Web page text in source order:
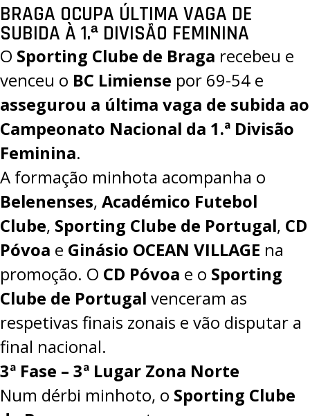
BRAGA OCUPA ÚLTIMA VAGA DE
SUBIDA À 1.ª DIVISÃO FEMININA
O Sporting Clube de Braga recebeu e
venceu o BC Limiense por 69-54 e
assegurou a última vaga de subida ao
Campeonato Nacional da 1.ª Divisão
Feminina.
A formação minhota acompanha o
Belenenses, Académico Futebol
Clube, Sporting Clube de Portugal, CD
Póvoa e Ginásio OCEAN VILLAGE na
promoção. O CD Póvoa e o Sporting
Clube de Portugal venceram as
respetivas finais zonais e vão disputar a
final nacional.
3ª Fase – 3ª Lugar Zona Norte
Num dérbi minhoto, o Sporting Clube